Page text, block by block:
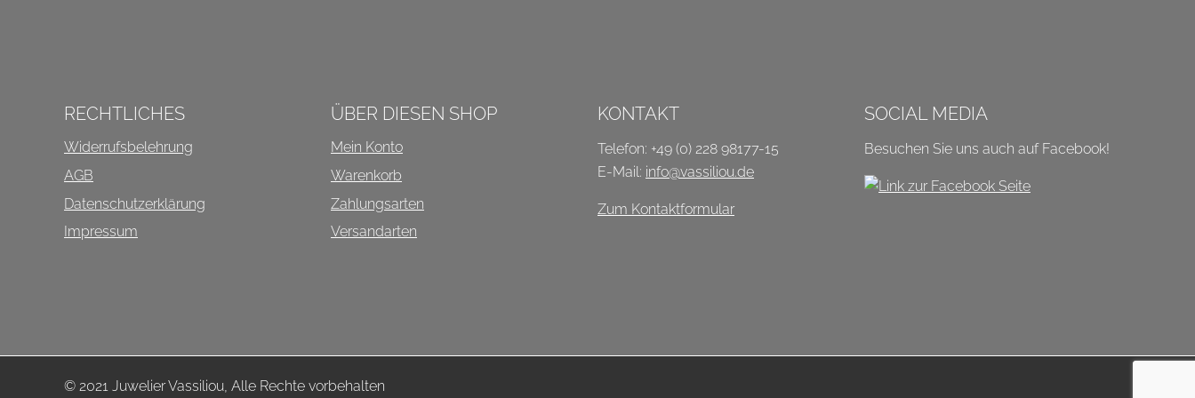
RECHTLICHES
Widerrufsbelehrung
AGB
Datenschutzerklärung
Impressum
ÜBER DIESEN SHOP
Mein Konto
Warenkorb
Zahlungsarten
Versandarten
KONTAKT
Telefon: +49 (0) 228 98177-15
E-Mail: info@vassiliou.de
Zum Kontaktformular
SOCIAL MEDIA
Besuchen Sie uns auch auf Facebook!
© 2021 Juwelier Vassiliou, Alle Rechte vorbehalten